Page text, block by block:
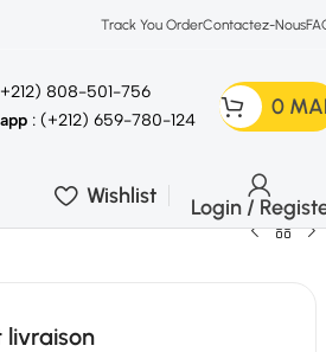
Track You OrderContactez-Nous
808-501-756
: (+212) 659-780-124
0
Wishlist Login /
livraison